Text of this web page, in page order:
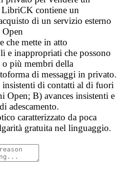
contiene un
di un servizio esterno
che mette in atto
e inappropriati che possono
o più membri della
di messaggi in privato.
di contatti al di fuori
Open; B) avances insistenti e
adescamento.
caratterizzato da poca
gratuita nel linguaggio.